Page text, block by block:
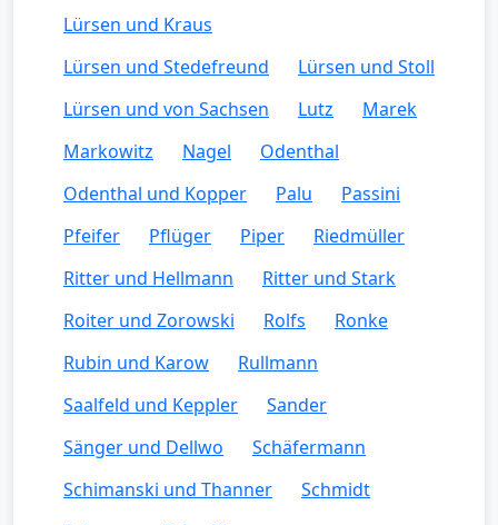
Lürsen und Kraus
Lürsen und Stedefreund
Lürsen und Stoll
Lürsen und von Sachsen
Lutz
Marek
Markowitz
Nagel
Odenthal
Odenthal und Kopper
Palu
Passini
Pfeifer
Pflüger Piper
Riedmüller
Ritter und Hellmann
Ritter und Stark
Roiter und Zorowski
Rolfs
Ronke
Rubin und Karow
Rullmann
Saalfeld und Keppler
Sander
Sänger und Dellwo
Schäfermann
Schimanski und Thanner
Schmidt